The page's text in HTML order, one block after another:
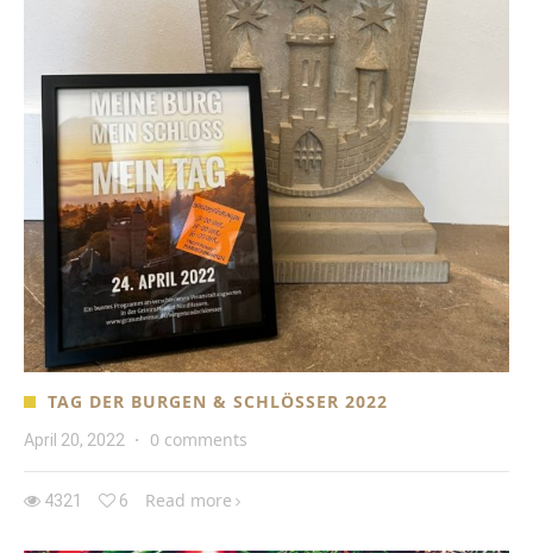
TAG DER BURGEN & SCHLÖSSER 2022
April 20, 2022 · 0 comments
4321 6 Read more